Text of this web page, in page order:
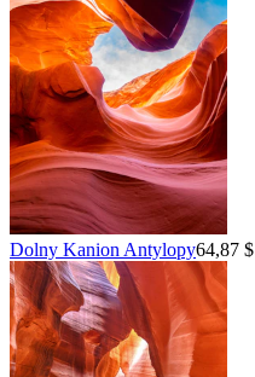
Dolny Kanion Antylopy64,87 $